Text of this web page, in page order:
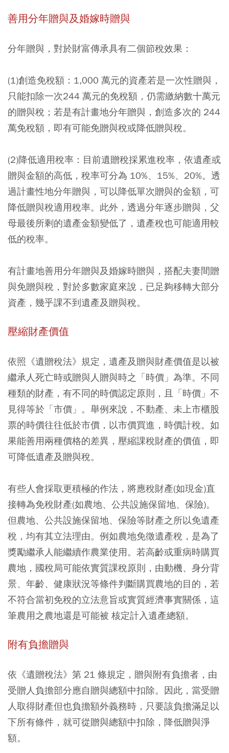
善用分年贈與及婚嫁時贈與
分年贈與，對於財富傳承具有二個節稅效果：
(1)創造免稅額：1,000 萬元的資產若是一次性贈與，
只能扣除一次244 萬元的免稅額，仍需繳納數十萬元
的贈與稅；若是有計畫地分年贈與，創造多次的 244
萬免稅額，即有可能免贈與稅或降低贈與稅。
(2)降低適用稅率：目前遺贈稅採累進稅率，依遺產或
贈與金額的高低，稅率可分為 10%、15%、20%。透
過計畫性地分年贈與，可以降低單次贈與的金額，可
降低贈與稅適用稅率。此外，透過分年逐步贈與，父
母最後所剩的遺產金額變低了，遺產稅也可能適用較
低的稅率。
有計畫地善用分年贈與及婚嫁時贈與，搭配夫妻間贈
與免贈與稅，對於多數家庭來說，已足夠移轉大部分
資產，幾乎課不到遺產及贈與稅。
壓縮財產價值
依照《遺贈稅法》規定，遺產及贈與財產價值是以被
繼承人死亡時或贈與人贈與時之「時價」為準。不同
種類的財產，有不同的時價認定原則，且「時價」不
見得等於「市價」。舉例來說，不動產、未上市櫃股
票的時價往往低於市價，以市價買進，時價計稅。如
果能善用兩種價格的差異，壓縮課稅財產的價值，即
可降低遺產及贈與稅。
有些人會採取更積極的作法，將應稅財產(如現金)直
接轉為免稅財產(如農地、公共設施保留地、保險)。
但農地、公共設施保留地、保險等財產之所以免遺產
稅，均有其立法理由。例如農地免徵遺產稅，是為了
獎勵繼承人能繼續作農業使用。若高齡或重病時購買
農地，國稅局可能依實質課稅原則，由動機、身分背
景、年齡、健康狀況等條件判斷購買農地的目的，若
不符合當初免稅的立法意旨或實質經濟事實關係，這
筆農用之農地還是可能被 核定計入遺產總額。
附有負擔贈與
依《遺贈稅法》第 21 條規定，贈與附有負擔者，由
受贈人負擔部分應自贈與總額中扣除。因此，當受贈
人取得財產但也負擔額外義務時，只要該負擔滿足以
下所有條件，就可從贈與總額中扣除，降低贈與淨
額。